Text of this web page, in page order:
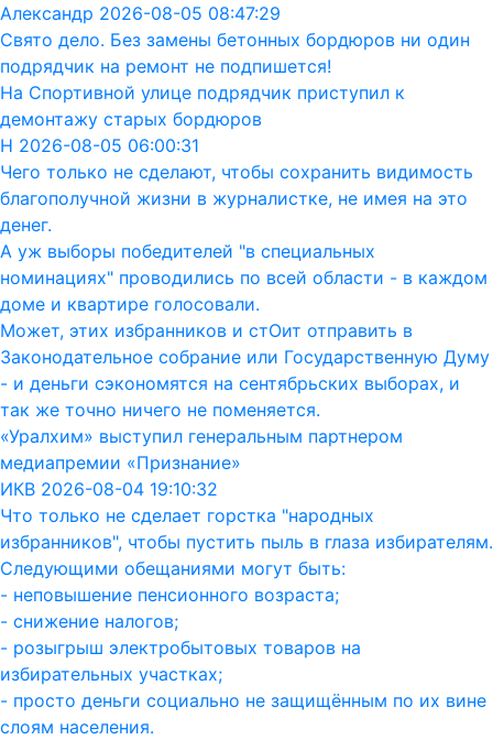
Александр 2026-08-05 08:47:29
Свято дело. Без замены бетонных бордюров ни один
подрядчик на ремонт не подпишется!
На Спортивной улице подрядчик приступил к
демонтажу старых бордюров
Н 2026-08-05 06:00:31
Чего только не сделают, чтобы сохранить видимость
благополучной жизни в журналистке, не имея на это
денег.
А уж выборы победителей "в специальных
номинациях" проводились по всей области - в каждом
доме и квартире голосовали.
Может, этих избранников и стОит отправить в
Законодательное собрание или Государственную Думу
- и деньги сэкономятся на сентябрьских выборах, и
так же точно ничего не поменяется.
«Уралхим» выступил генеральным партнером
медиапремии «Признание»
ИКВ 2026-08-04 19:10:32
Что только не сделает горстка "народных
избранников", чтобы пустить пыль в глаза избирателям.
Следующими обещаниями могут быть:
- неповышение пенсионного возраста;
- снижение налогов;
- розыгрыш электробытовых товаров на
избирательных участках;
- просто деньги социально не защищённым по их вине
слоям населения.